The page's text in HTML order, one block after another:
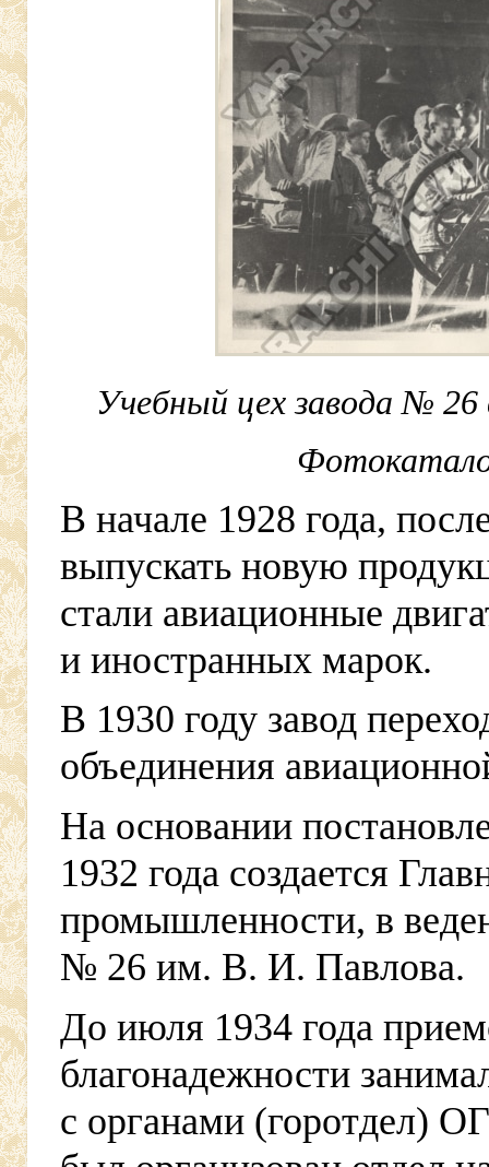
Учебный цех завода №
В начале 1928 года,
выпускать новую
стали авиационные
и иностранных марок.
В 1930 году завод
объединения
На основании
1932 года создается
промышленности, в
№ 26 им. В. И. Павлова.
До июля 1934 года
благонадежности
с органами (горотдел)